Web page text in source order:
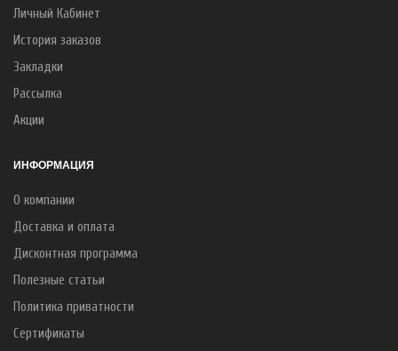
Личный Кабинет
История заказов
Закладки
Рассылка
Акции
ИНФОРМАЦИЯ
О компании
Доставка и оплата
Дисконтная программа
Полезные статьи
Политика приватности
Сертификаты